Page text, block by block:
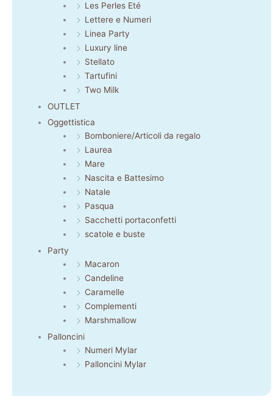
Les Perles Eté
Lettere e Numeri
Linea Party
Luxury line
Stellato
Tartufini
Two Milk
OUTLET
Oggettistica
Bomboniere/Articoli da regalo
Laurea
Mare
Nascita e Battesimo
Natale
Pasqua
Sacchetti portaconfetti
scatole e buste
Party
Macaron
Candeline
Caramelle
Complementi
Marshmallow
Palloncini
Numeri Mylar
Palloncini Mylar